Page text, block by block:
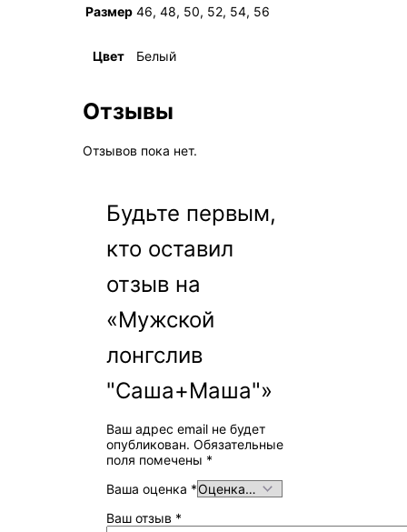
Размер 46, 48, 50, 52, 54, 56
Цвет Белый
Отзывы
Отзывов пока нет.
Будьте первым,
кто оставил
отзыв на
«Мужской
лонгслив
"Саша+Маша"»
Ваш адрес email не будет
опубликован. Обязательные
поля помечены *
Ваша оценка *
Ваш отзыв *